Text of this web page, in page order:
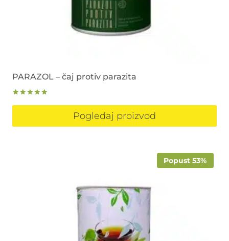
PARAZOL – čaj protiv parazita
Pogledaj proizvod
Popust 53%